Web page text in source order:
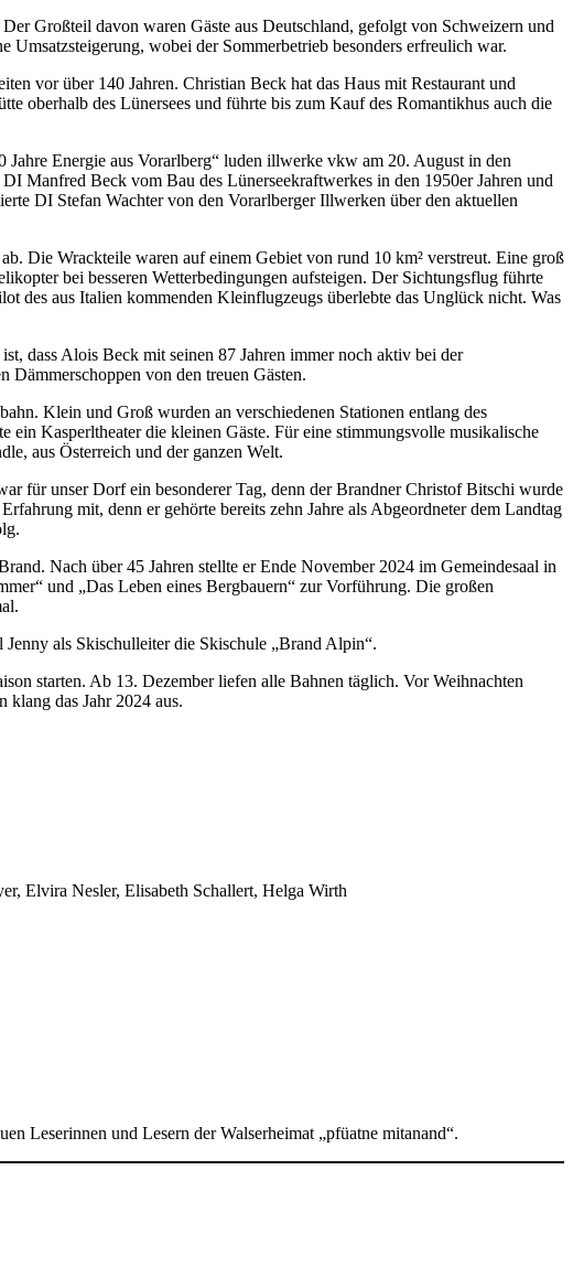
Großteil davon waren Gäste aus Deutschland, gefolgt von Schweizern und
Umsatzsteigerung, wobei der Sommerbetrieb besonders erfreulich war.
vor über 140 Jahren. Christian Beck hat das Haus mit Restaurant und
oberhalb des Lünersees und führte bis zum Kauf des Romantikhus auch die
Energie aus Vorarlberg“ luden illwerke vkw am 20. August in den
Manfred Beck vom Bau des Lünerseekraftwerkes in den 1950er Jahren und
DI Stefan Wachter von den Vorarlberger Illwerken über den aktuellen
Die Wrackteile waren auf einem Gebiet von rund 10 km² verstreut. Eine groß
bei besseren Wetterbedingungen aufsteigen. Der Sichtungsflug führte
des aus Italien kommenden Kleinflugzeugs überlebte das Unglück nicht. Was
dass Alois Beck mit seinen 87 Jahren immer noch aktiv bei der
von den treuen Gästen.
Klein und Groß wurden an verschiedenen Stationen entlang des
ein Kasperltheater die kleinen Gäste. Für eine stimmungsvolle musikalische
aus Österreich und der ganzen Welt.
für unser Dorf ein besonderer Tag, denn der Brandner Christof Bitschi wurde
mit, denn er gehörte bereits zehn Jahre als Abgeordneter dem Landtag
Nach über 45 Jahren stellte er Ende November 2024 im Gemeindesaal in
und „Das Leben eines Bergbauern“ zur Vorführung. Die großen
als Skischulleiter die Skischule „Brand Alpin“.
starten. Ab 13. Dezember liefen alle Bahnen täglich. Vor Weihnachten
klang das Jahr 2024 aus.
Elvira Nesler, Elisabeth Schallert, Helga Wirth
Leserinnen und Lesern der Walserheimat „pfüatne mitanand“.